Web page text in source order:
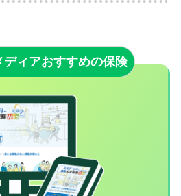
ディアおすすめの保険